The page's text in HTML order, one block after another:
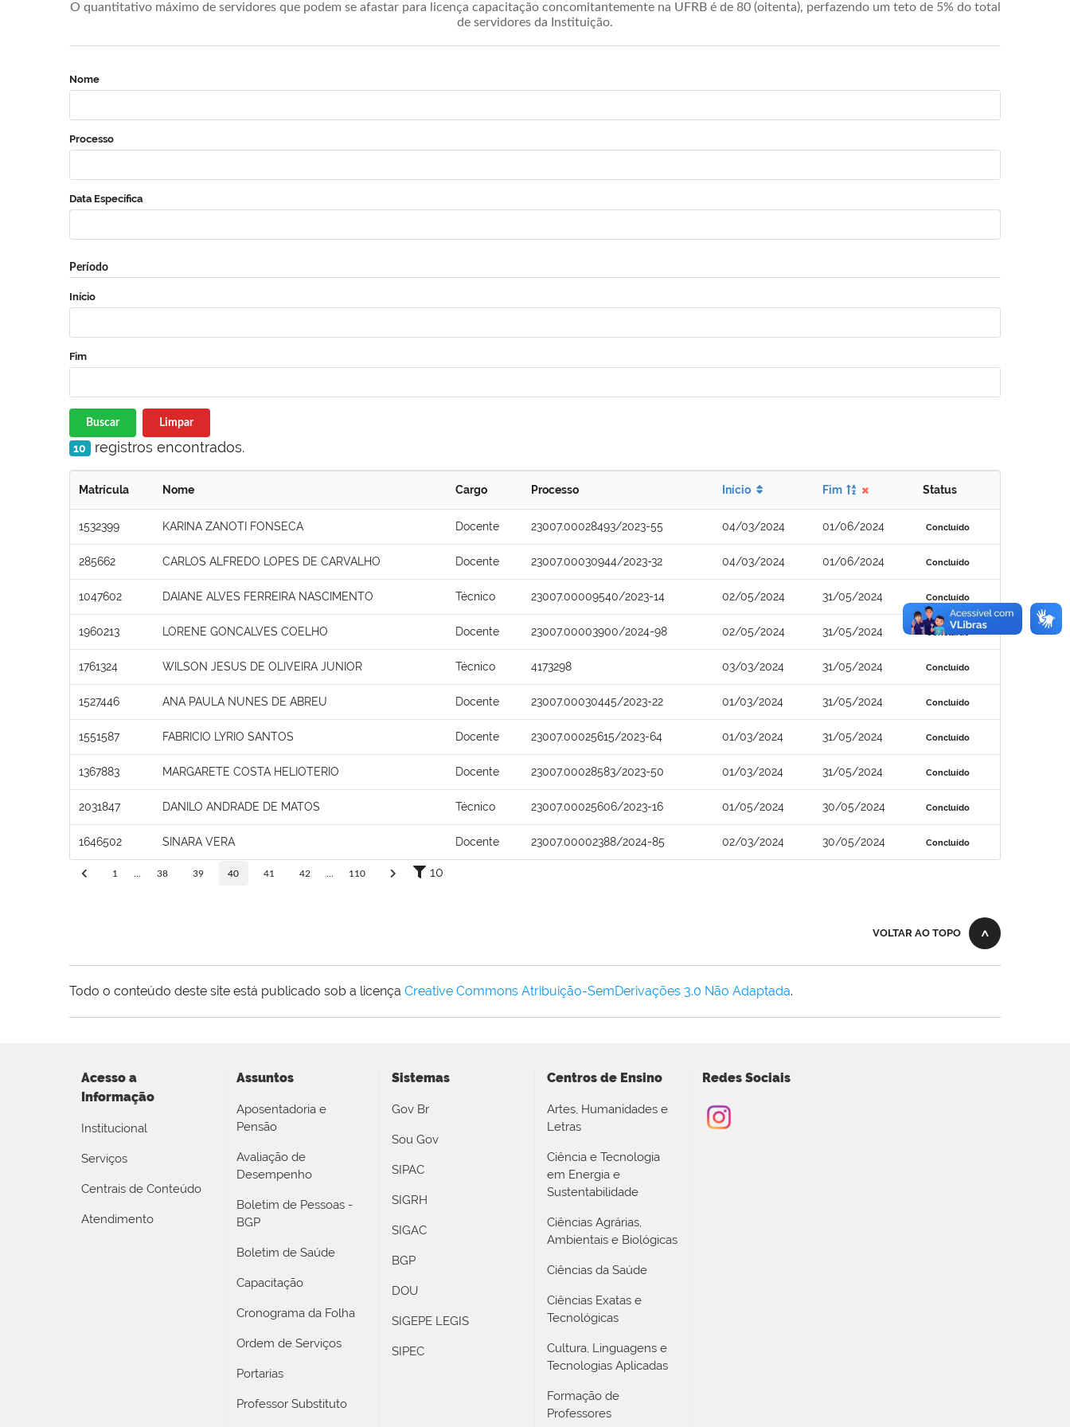
O quantitativo máximo de servidores que podem se afastar para licença capacitação concomitantemente na UFRB é de 80 (oitenta), perfazendo um teto de 5% do total
de servidores da Instituição.
Nome
Processo
Data Específica
Período
Início
Fim
Buscar Limpar
10 registros encontrados.
Matrícula Nome Cargo Processo Início Fim Status
1532399 KARINA ZANOTI FONSECA Docente 23007.00028493/2023-55 04/03/2024 01/06/2024 Concluído
285662 CARLOS ALFREDO LOPES DE CARVALHO Docente 23007.00030944/2023-32 04/03/2024 01/06/2024 Concluído
1047602 DAIANE ALVES FERREIRA NASCIMENTO Técnico 23007.00009540/2023-14 02/05/2024 31/05/2024 Concluído
1960213 LORENE GONCALVES COELHO Docente 23007.00003900/2024-98 02/05/2024 31/05/2024 Concluído
1761324 WILSON JESUS DE OLIVEIRA JUNIOR Técnico 4173298 03/03/2024 31/05/2024 Concluído
1527446 ANA PAULA NUNES DE ABREU Docente 23007.00030445/2023-22 01/03/2024 31/05/2024 Concluído
1551587 FABRICIO LYRIO SANTOS Docente 23007.00025615/2023-64 01/03/2024 31/05/2024 Concluído
1367883 MARGARETE COSTA HELIOTERIO Docente 23007.00028583/2023-50 01/03/2024 31/05/2024 Concluído
2031847 DANILO ANDRADE DE MATOS Técnico 23007.00025606/2023-16 01/05/2024 30/05/2024 Concluído
1646502 SINARA VERA Docente 23007.00002388/2024-85 02/03/2024 30/05/2024 Concluído
1 38 39 40 41 42 110 10
VOLTAR AO TOPO
Todo o conteúdo deste site está publicado sob a licença Creative Commons Atribuição-SemDerivações 3.0 Não Adaptada.
Acesso a
Informação
Institucional
Serviços
Centrais de Conteúdo
Atendimento
Assuntos
Aposentadoria e
Pensão
Avaliação de
Desempenho
Boletim de Pessoas -
BGP
Boletim de Saúde
Capacitação
Cronograma da Folha
Ordem de Serviços
Portarias
Professor Substituto
Sistemas
Gov Br
Sou Gov
SIPAC
SIGRH
SIGAC
BGP
DOU
SIGEPE LEGIS
SIPEC
Centros de Ensino
Artes, Humanidades e
Letras
Ciência e Tecnologia
em Energia e
Sustentabilidade
Ciências Agrárias,
Ambientais e Biológicas
Ciências da Saúde
Ciências Exatas e
Tecnológicas
Cultura, Linguagens e
Tecnologias Aplicadas
Formação de
Professores
Redes Sociais